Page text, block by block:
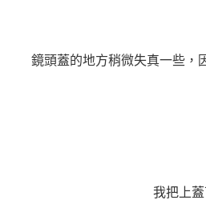
鏡頭蓋的地方稍微失真一些，
我把上